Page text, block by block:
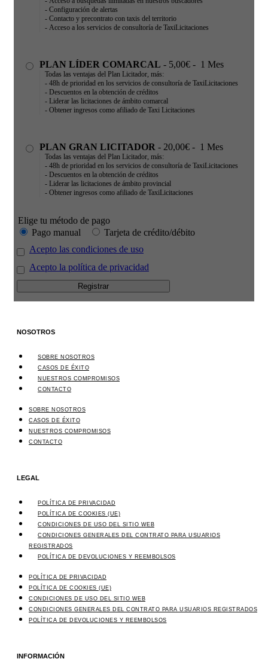
- Configuración de alertas
- Contacto y precontrato con taxis del territorio
- Acceso a los servicios de consultoría de TaxiLicitaciones
PLAN LÍDER COMARCAL - 5,00€ - 1 Mes
Todas las ventajas del Plan Licitador, más:
- 48h de prioridad en los servicios de consultoría de TaxiLicitaciones
- Descuentos en la obtención de créditos
- Liderar las licitaciones de ámbito comarcal
- Obtener ingresos como afiliado de Taxi Licitaciones
PLAN GRAN LICITADOR - 20,00€ - 1 Mes
Todas las ventajas del Plan Licitador, más:
- 48h de prioridad en los servicios de consultoría de TaxiLicitaciones
- Descuentos en la obtención de créditos
- Liderar las licitaciones de ámbito provincial
- Obtener ingresos como afiliado de TaxiLicitaciones
Elige tu método de pago
Pago manual
Tarjeta de crédito/débito
Acepto las condiciones de uso
Acepto la política de privacidad
NOSOTROS
SOBRE NOSOTROS
CASOS DE ÉXITO
NUESTROS COMPROMISOS
CONTACTO
SOBRE NOSOTROS
CASOS DE ÉXITO
NUESTROS COMPROMISOS
CONTACTO
LEGAL
POLÍTICA DE PRIVACIDAD
POLÍTICA DE COOKIES (UE)
CONDICIONES DE USO DEL SITIO WEB
CONDICIONES GENERALES DEL CONTRATO PARA USUARIOS
REGISTRADOS
POLÍTICA DE DEVOLUCIONES Y REEMBOLSOS
POLÍTICA DE PRIVACIDAD
POLÍTICA DE COOKIES (UE)
CONDICIONES DE USO DEL SITIO WEB
CONDICIONES GENERALES DEL CONTRATO PARA USUARIOS REGISTRADOS
POLÍTICA DE DEVOLUCIONES Y REEMBOLSOS
INFORMACIÓN